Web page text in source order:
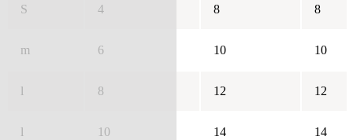
S 4 8 8
m 6 10 10
l 8 12 12
l 10 14 14